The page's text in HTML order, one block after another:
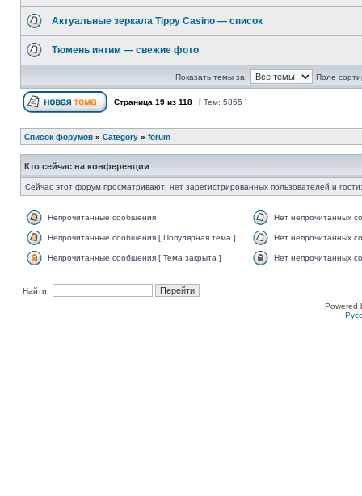
Актуальные зеркала Tippy Casino — список
Тюмень интим — свежие фото
Показать темы за: Поле
Страница 19 из 118 [ Тем: 5855 ]
Список форумов » Category » forum
Кто сейчас на конференции
Сейчас этот форум просматривают: нет зарегистрированных пользователей и
Непрочитанные сообщения Нет непрочитанных
Непрочитанные сообщения [ Популярная тема ] Нет непрочитанных
Непрочитанные сообщения [ Тема закрыта ] Нет непрочитанных
Найти:
Powered